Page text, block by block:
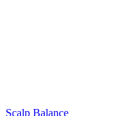
Scalp Balance